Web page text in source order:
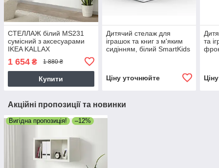
СТЕЛЛАЖ білий MS231
сумісний з аксесуарами
IKEA KALLAX
1 654 ₴ 1 880 ₴
Купити
Дитячий стелаж для
іграшок та книг з м'яким
сидінням, білий SmartKids
Ціну уточнюйте
та
Акційні пропозиції та новинки
Вигідна пропозиція! –12%